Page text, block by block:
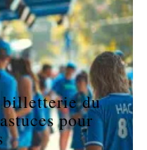
billetterie du
pour